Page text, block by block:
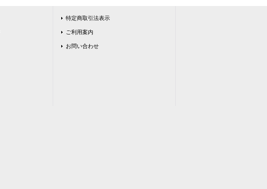
特定商取引法表示
ご利用案内
お問い合わせ